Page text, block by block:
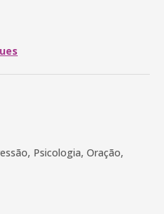
Psicologia, Oração,